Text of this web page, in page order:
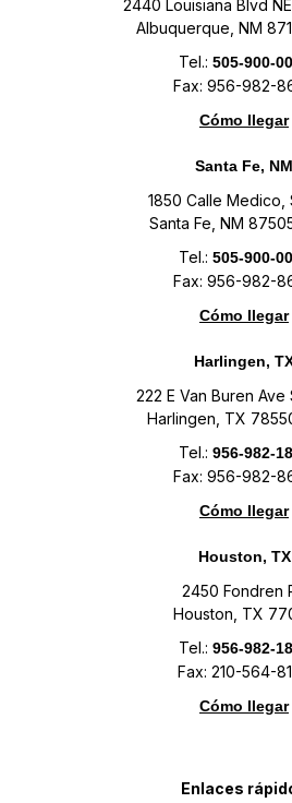
2440 Louisiana Blvd
Albuquerque, NM
Tel.: 505-900-
Fax: 956-982-
Cómo llegar
Santa Fe, NM
1850 Calle Medico,
Santa Fe, NM
Tel.: 505-900-
Fax: 956-982-
Cómo llegar
Harlingen,
222 E Van Buren Ave
Harlingen, TX
Tel.: 956-982-
Fax: 956-982-
Cómo llegar
Houston, TX
2450 Fondren
Houston, TX
Tel.: 956-982-
Fax: 210-564-
Cómo llegar
Enlaces